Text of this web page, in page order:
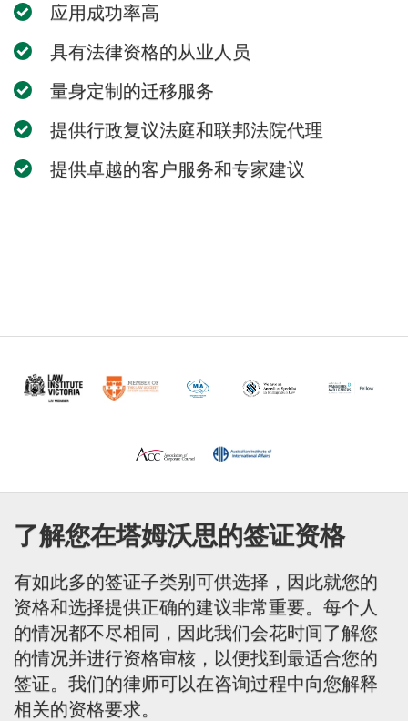
应用成功率高
具有法律资格的从业人员
量身定制的迁移服务
提供行政复议法庭和联邦法院代理
提供卓越的客户服务和专家建议
了解您在塔姆沃思的签证资格
有如此多的签证子类别可供选择，因此就您的
资格和选择提供正确的建议非常重要。每个人
的情况都不尽相同，因此我们会花时间了解您
的情况并进行资格审核，以便找到最适合您的
签证。我们的律师可以在咨询过程中向您解释
相关的资格要求。